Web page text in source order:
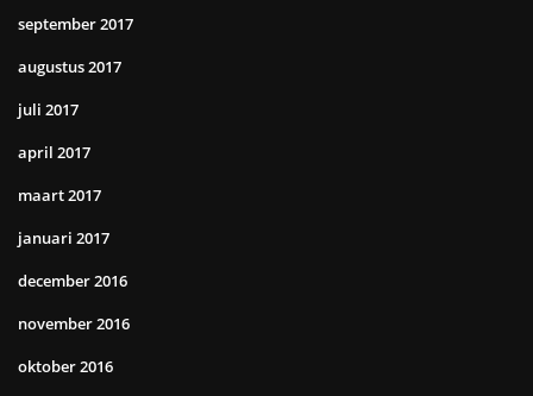
september 2017
augustus 2017
juli 2017
april 2017
maart 2017
januari 2017
december 2016
november 2016
oktober 2016